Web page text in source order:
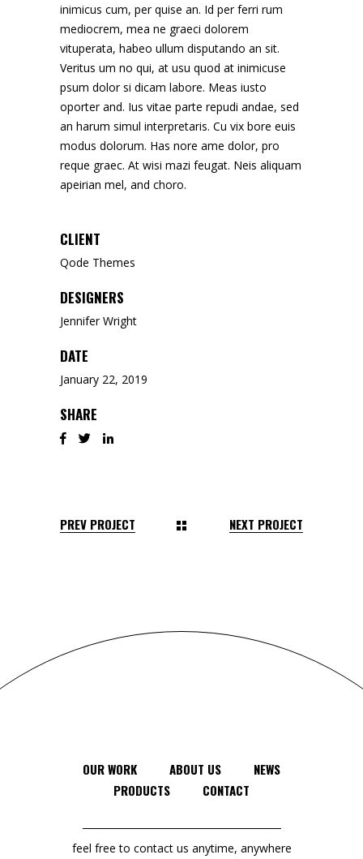
inimicus cum, per quise an. Id per ferri rum
mediocrem, mea ne graeci dolorem
vituperata, habeo ullum disputando an sit.
Veritus um no qui, at usu quod at inimicuse
psum dolor si dicam labore. Meas iusto
oporter and. Ius vitae parte repudi andae, sed
an harum simul interpretaris. Cu vix bore euis
modus dolorum. Has nore ame dolor, pro
reque graec. At wisi mazi feugat. Neis aliquam
apeirian mel, and choro.
CLIENT
Qode Themes
DESIGNERS
Jennifer Wright
DATE
January 22, 2019
SHARE
PREV PROJECT NEXT PROJECT
OUR WORK ABOUT US
NEWS
PRODUCTS
CONTACT
feel free to contact us anytime, anywhere